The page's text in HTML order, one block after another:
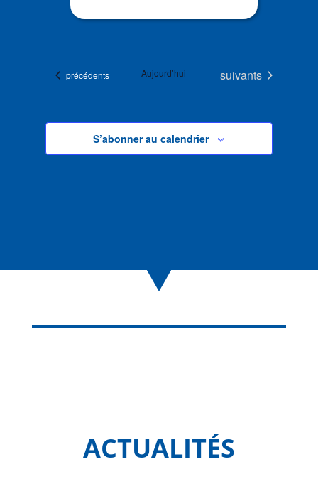
Évènements
précédents Aujourd’hui Évènements
suivants
S’abonner au calendrier
ACTUALITÉS